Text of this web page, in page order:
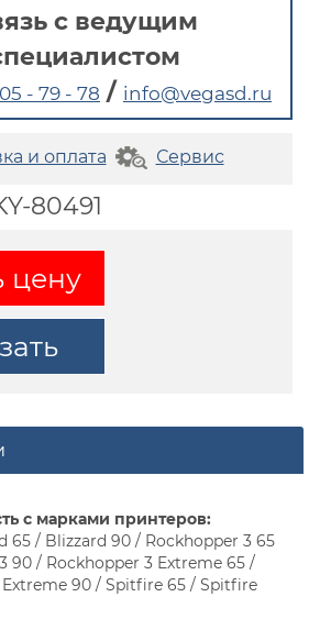
с ведущим
- 79 - 78 / info@vegasd.ru
и оплата Сервис
80491
цену
с марками принтеров:
65 / Blizzard 90 / Rockhopper 3 65
90 / Rockhopper 3 Extreme 65 /
Extreme 90 / Spitfire 65 / Spitfire